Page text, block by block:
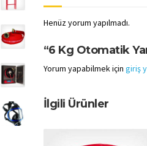
Henüz yorum yapılmadı.
“6 Kg Otomatik
Yorum yapabilmek için giriş
İlgili Ürünler